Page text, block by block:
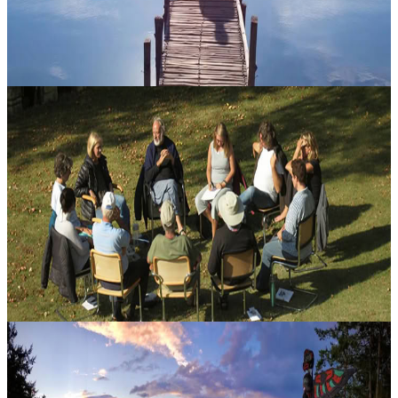
120,00 USD
18:00
Montréal, Canada
Relazioni intime e familiari di guarigione
Immerso nella quiete naturale di Les Labadous, nel sud della
Francia, questo ritiro propone un’esperienza di benessere
rigenerante, pensata per rinnovare corpo e mente. Basato sul
processo Six Steps t...
2900,00 CA$
14 settembre 2026 18:00
Vancouver, Canada
Coppie in conflitto